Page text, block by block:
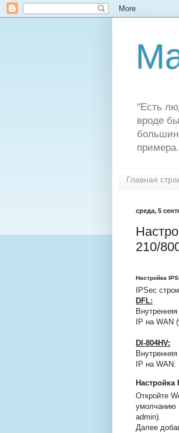
"Есть
вроде
Главная
среда, 5
210/
Настройка
IPSec
DFL:
IP на WAN
DI-804HV:
IP на
Настройка
Откройте
умолчанию
admin).
Далее